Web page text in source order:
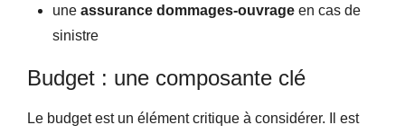
une assurance dommages-ouvrage en cas de
sinistre
Budget : une composante clé
Le budget est un élément critique à considérer. Il est